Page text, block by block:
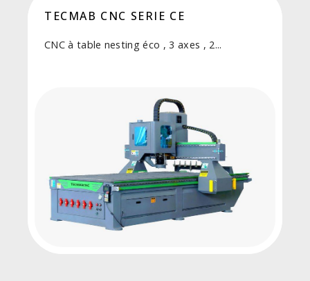
TECMAB CNC SERIE CE
CNC à table nesting éco , 3 axes , 2...